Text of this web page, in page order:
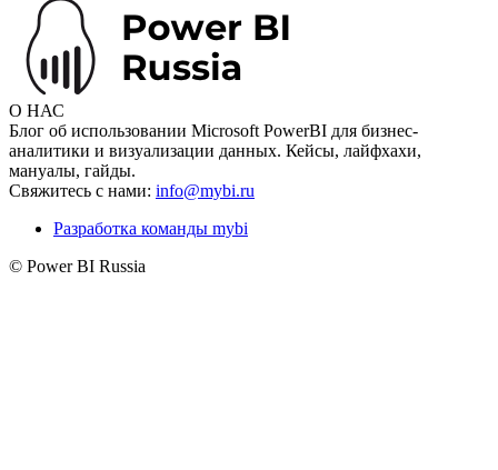
О НАС
Блог об использовании Microsoft PowerBI для бизнес-
аналитики и визуализации данных. Кейсы, лайфхахи,
мануалы, гайды.
Свяжитесь с нами: info@mybi.ru
Разработка команды mybi
© Power BI Russia